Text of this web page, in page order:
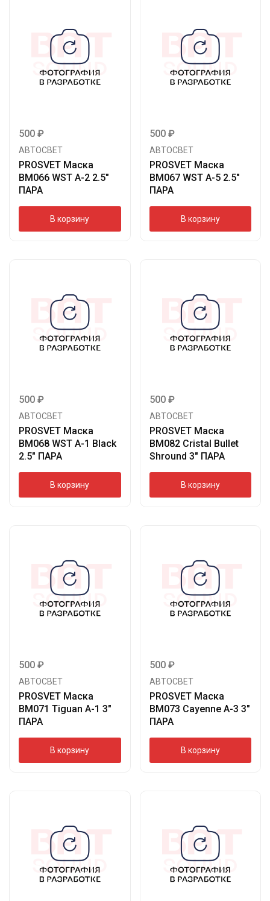
500 ₽
АВТОСВЕТ
PROSVET Маска
BM066 WST A-2 2.5″
ПАРА
В корзину
500 ₽
АВТОСВЕТ
PROSVET Маска
BM067 WST A-5 2.5″
ПАРА
В корзину
500 ₽
АВТОСВЕТ
PROSVET Маска
BM068 WST A-1 Black
2.5″ ПАРА
В корзину
500 ₽
АВТОСВЕТ
PROSVET Маска
BM082 Cristal Bullet
Shround 3″ ПАРА
В корзину
500 ₽
АВТОСВЕТ
PROSVET Маска
BM071 Tiguan A-1 3″
ПАРА
В корзину
500 ₽
АВТОСВЕТ
PROSVET Маска
BM073 Cayenne A-3 3″
ПАРА
В корзину